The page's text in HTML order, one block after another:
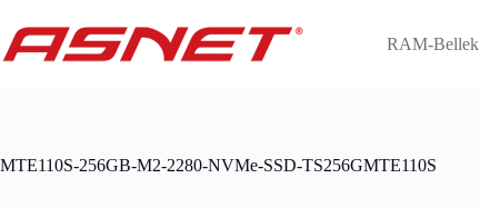
content
RAM-Bellek
MTE110S-256GB-M2-2280-NVMe-SSD-TS256GMTE110S